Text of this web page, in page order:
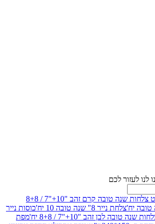
סט צלחות שנה טובה קרם זהב "10+"7 / 8+8
8" שנה טובה 10 יח'
כוסות נייר
"10+"7 / 8+8 יח'
מפת